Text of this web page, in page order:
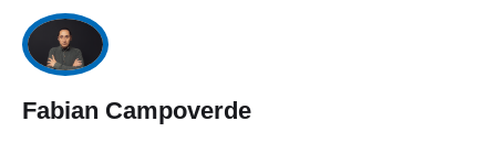
Fabian Campoverde